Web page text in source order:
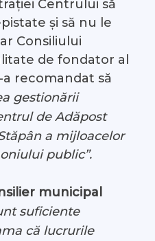
Centrului să
și să nu le
Consiliului
de fondator al
recomandat să
gestionării
de Adăpost
a mijloacelor
public”.
municipal
suficiente
că lucrurile